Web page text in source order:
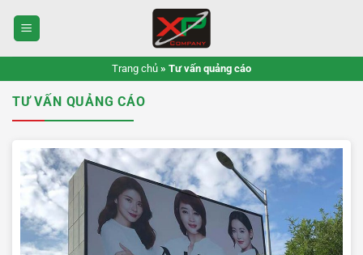
Trang chủ » Tư vấn quảng cáo
TƯ VẤN QUẢNG CÁO